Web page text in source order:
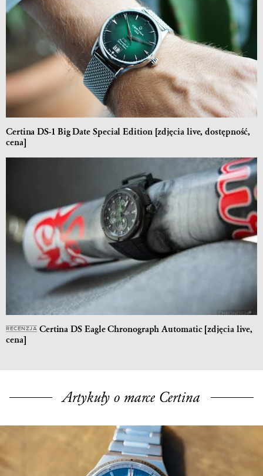
Certina DS-1 Big Date Special Edition [zdjęcia live, dostępność,
cena]
RECENZJA Certina DS Eagle Chronograph Automatic [zdjęcia live,
cena]
Artykuły o marce Certina